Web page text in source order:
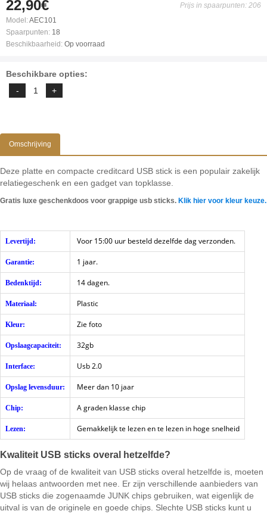
22,90€
Prijs in spaarpunten: 206
Model:AEC101
Spaarpunten: 18
Beschikbaarheid: Op voorraad
Beschikbare opties:
Omschrijving
Deze platte en compacte creditcard USB stick is een populair zakelijk
relatiegeschenk en een gadget van topklasse.
Gratis luxe geschenkdoos voor grappige usb sticks. Klik hier voor kleur keuze.
Levertijd: Voor 15:00 uur besteld dezelfde dag verzonden.
Garantie: 1 jaar.
Bedenktijd: 14 dagen.
Materiaal: Plastic
Kleur: Zie foto
Opslaagcapaciteit: 32gb
Interface: Usb 2.0
Opslag levensduur: Meer dan 10 jaar
Chip: A graden klasse chip
Lezen: Gemakkelijk te lezen en te lezen in hoge snelheid
Kwaliteit USB sticks overal hetzelfde?
Op de vraag of de kwaliteit van USB sticks overal hetzelfde is, moeten
wij helaas antwoorden met nee. Er zijn verschillende aanbieders van
USB sticks die zogenaamde JUNK chips gebruiken, wat eigenlijk de
uitval is van de originele en goede chips. Slechte USB sticks kunt u